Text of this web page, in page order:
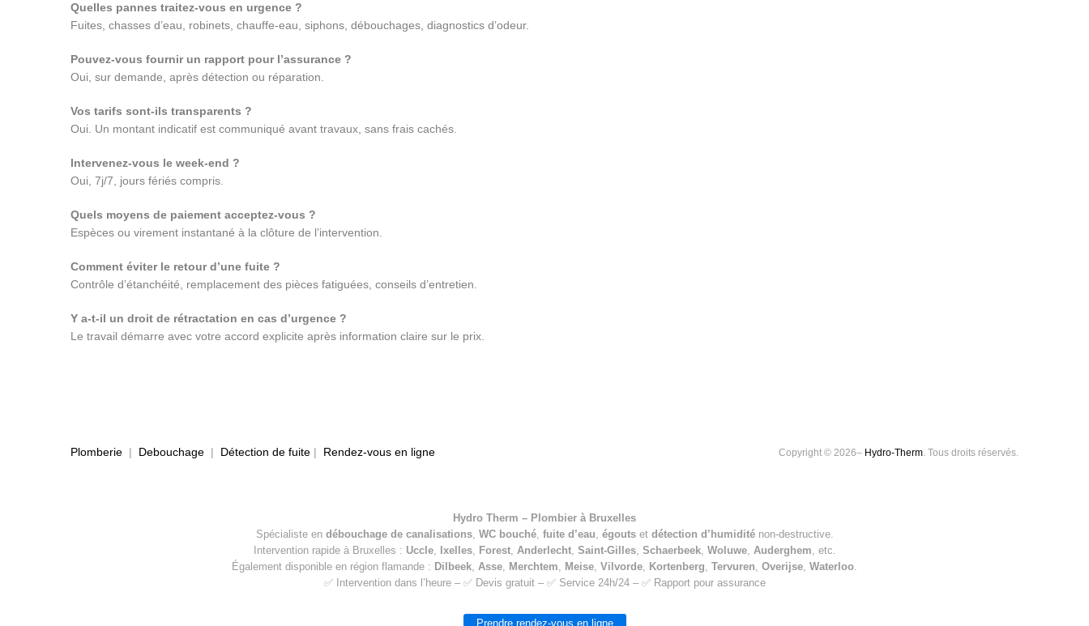
Quelles pannes traitez-vous en urgence ?
Fuites, chasses d’eau, robinets, chauffe-eau, siphons, débouchages, diagnostics d’odeur.
Pouvez-vous fournir un rapport pour l’assurance ?
Oui, sur demande, après détection ou réparation.
Vos tarifs sont-ils transparents ?
Oui. Un montant indicatif est communiqué avant travaux, sans frais cachés.
Intervenez-vous le week-end ?
Oui, 7j/7, jours fériés compris.
Quels moyens de paiement acceptez-vous ?
Espèces ou virement instantané à la clôture de l’intervention.
Comment éviter le retour d’une fuite ?
Contrôle d’étanchéité, remplacement des pièces fatiguées, conseils d’entretien.
Y a-t-il un droit de rétractation en cas d’urgence ?
Le travail démarre avec votre accord explicite après information claire sur le prix.
Plomberie | Debouchage | Détection de fuite | Rendez-vous en ligne Copyright © 2026– Hydro-Therm. Tous droits réservés.
Hydro Therm – Plombier à Bruxelles
Spécialiste en débouchage de canalisations, WC bouché, fuite d’eau, égoutset détection d’humiditénon-destructive.
Intervention rapide à Bruxelles : Uccle, Ixelles, Forest, Anderlecht, Saint-Gilles, Schaerbeek, Woluwe, Auderghem, etc.
Également disponible en région flamande : Dilbeek, Asse, Merchtem, Meise, Vilvorde, Kortenberg, Tervuren, Overijse, Waterloo.
✅ Intervention dans l’heure – ✅ Devis gratuit – ✅ Service 24h/24 – ✅ Rapport pour assurance
Prendre rendez-vous en ligne